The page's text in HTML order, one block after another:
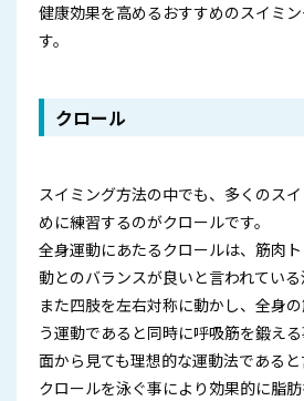
健康効果を高めるおすすめのスイミ
す。
クロール
スイミング方法の中でも、多くのス
めに練習するのがクロールです。
全身運動にあたるクロールは、筋肉
動とのバランスが良いと言われている
また四肢を左右対称に動かし、全身
う運動であると同時に呼吸筋を鍛え
面から見ても理想的な運動法であると
クロールを泳ぐ事により効果的に脂